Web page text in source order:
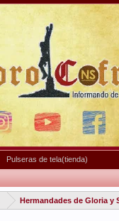
Hermandades de Gloria y
Pulseras de tela(tienda)